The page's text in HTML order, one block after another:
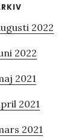
2022
2022
2021
2021
2021